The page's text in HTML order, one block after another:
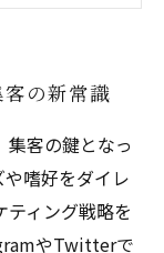
望
的なノウハ
の新常識
集客の鍵となっ
嗜好をダイレ
ィング戦略を
やTwitterで